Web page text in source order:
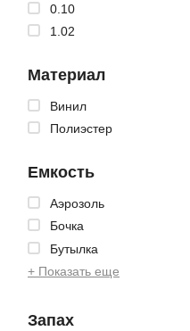
0.10
1.02
Материал
Винил
Полиэстер
Емкость
Аэрозоль
Бочка
Бутылка
+ Показать еще
Запах